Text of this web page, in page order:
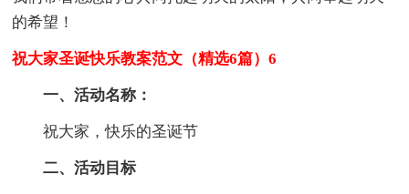
的希望！
祝大家圣诞快乐教案范文（精选6篇）6
一、活动名称：
祝大家，快乐的圣诞节
二、活动目标